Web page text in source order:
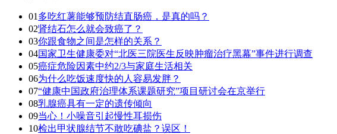
01 多吃红薯能够预防结直肠癌，是真的吗？
02肾结石怎么就会致癌了？
03你跟食物之间是怎样的关系？
04国家卫生健康委对“北医三院医生反映肿瘤治疗黑幕”事件进行调查
05癌症危险因素中约2/3与家庭生活相关
06为什么吃饭速度快的人容易发胖？
07“健康中国政府治理体系课题研究”项目研讨会在京举行
08乳腺癌具有一定的遗传倾向
09当心！小噪音引起慢性耳损伤
10检出甲状腺结节不敢吃碘盐？误区！